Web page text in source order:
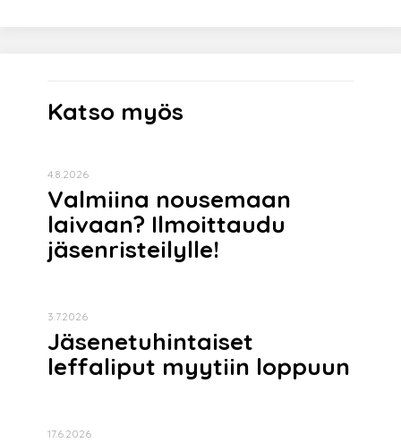
Katso myös
4.8.2026
Valmiina nousemaan
laivaan? Ilmoittaudu
jäsenristeilylle!
3.7.2026
Jäsenetuhintaiset
leffaliput myytiin loppuun
17.6.2026